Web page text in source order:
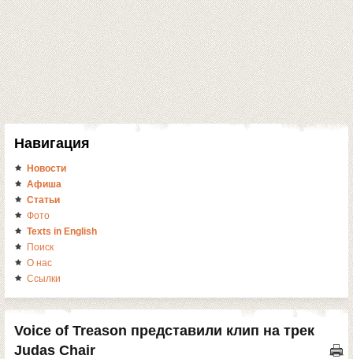
Навигация
Новости
Афиша
Статьи
Фото
Texts in English
Поиск
О нас
Ссылки
Voice of Treason представили клип на трек
Judas Chair